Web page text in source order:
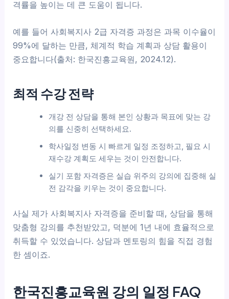
격률을 높이는 데 큰 도움이 됩니다.
예를 들어 사회복지사 2급 자격증 과정은 과목 이수율이
99%에 달하는 만큼, 체계적 학습 계획과 상담 활용이
중요합니다(출처: 한국진흥교육원, 2024.12).
최적 수강 전략
개강 전 상담을 통해 본인 상황과 목표에 맞는 강
의를 신중히 선택하세요.
학사일정 변동 시 빠르게 일정 조정하고, 필요 시
재수강 계획도 세우는 것이 안전합니다.
실기 포함 자격증은 실습 위주의 강의에 집중해 실
전 감각을 키우는 것이 중요합니다.
사실 제가 사회복지사 자격증을 준비할 때, 상담을 통해
맞춤형 강의를 추천받았고, 덕분에 1년 내에 효율적으로
취득할 수 있었습니다. 상담과 멘토링의 힘을 직접 경험
한 셈이죠.
한국진흥교육원 강의 일정 FAQ